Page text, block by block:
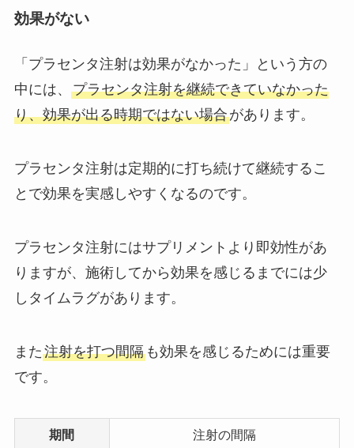
効果がない
「プラセンタ注射は効果がなかった」という方の
中には、 プラセンタ注射を継続できていなかった
り、効果が出る時期ではない場合があります。
プラセンタ注射は定期的に打ち続けて継続するこ
とで効果を実感しやすくなるのです。
プラセンタ注射にはサプリメントより即効性があ
りますが、施術してから効果を感じるまでには少
しタイムラグがあります。
また注射を打つ間隔も効果を感じるためには重要
です。
期間 注射の間隔